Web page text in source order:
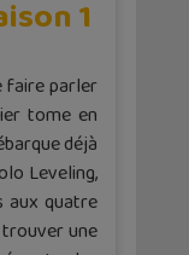
1
faire parler
tome en
déjà
Leveling,
aux quatre
trouver une